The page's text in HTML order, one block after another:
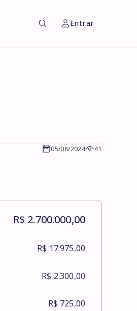
Entrar
05/08/2024 41
R$ 2.700.000,00
R$ 17.975,00
R$ 2.300,00
R$ 725,00